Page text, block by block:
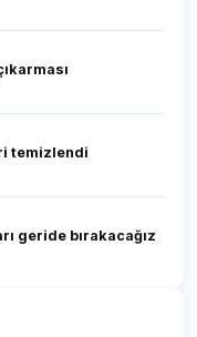
temizlendi
geride bırakacağız